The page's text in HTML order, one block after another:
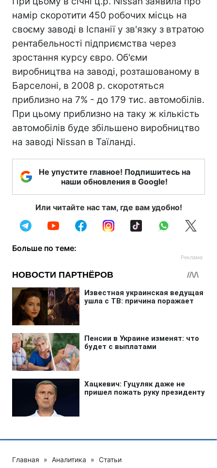
намір скоротити 450 робочих місць на
своєму заводі в Іспанії у зв'язку з втратою
рентабельності підприємства через
зростання курсу євро. Об'єми
виробництва на заводі, розташованому в
Барселоні, в 2008 р. скоротяться
приблизно на 7% - до 179 тис. автомобілів.
При цьому приблизно на таку ж кількість
автомобілів буде збільшено виробництво
на заводі Nissan в Таїланді.
Не упустите главное! Подпишитесь на
наши обновления в Google!
Или читайте нас там, где вам удобно!
Больше по теме:
Главная » Аналитика » Статьи